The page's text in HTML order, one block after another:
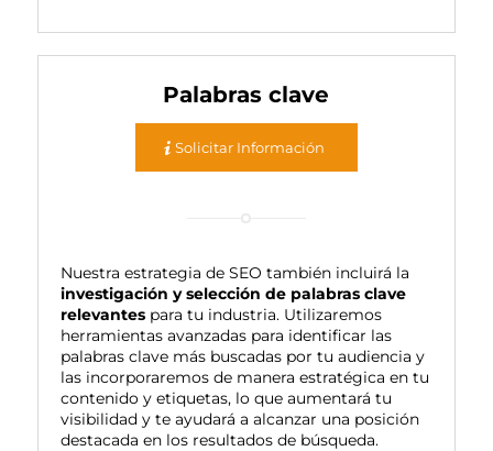
Palabras clave
Solicitar Información
Nuestra estrategia de SEO también incluirá la
investigación y selección de palabras clave
relevantespara tu industria. Utilizaremos
herramientas avanzadas para identificar las
palabras clave más buscadas por tu audiencia y
las incorporaremos de manera estratégica en tu
contenido y etiquetas, lo que aumentará tu
visibilidad y te ayudará a alcanzar una posición
destacada en los resultados de búsqueda.